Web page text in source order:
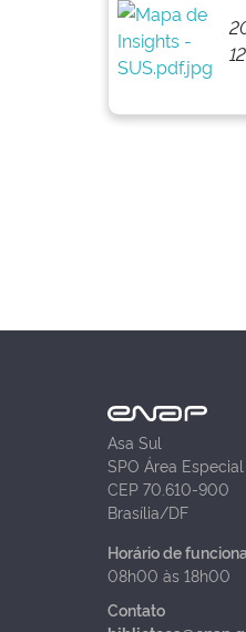
12
Asa Sul
SPO Área
CEP 70.610-900
Brasília/DF
Horário de
08h00 às 18h00
Contato